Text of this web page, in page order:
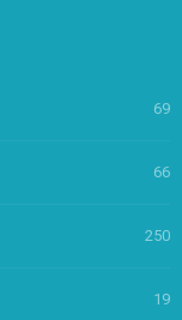
69
66
250
19